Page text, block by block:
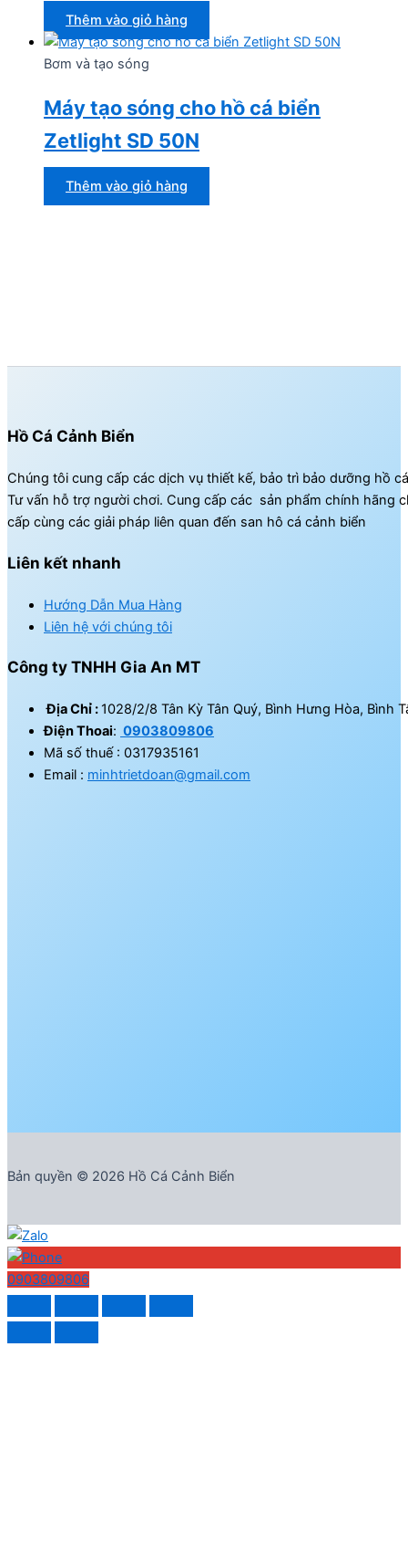
Thêm vào giỏ hàng
Bơm và tạo sóng
Máy tạo sóng cho hồ cá biển
Zetlight SD 50N
Thêm vào giỏ hàng
Hồ Cá Cảnh Biển
Chúng tôi cung cấp các dịch vụ thiết kế, bảo trì bảo dưỡng hồ
Tư vấn hỗ trợ người chơi. Cung cấp các sản phẩm chính hãng
cấp cùng các giải pháp liên quan đến san hô cá cảnh biển
Liên kết nhanh
Hướng Dẫn Mua Hàng
Liên hệ với chúng tôi
Công ty TNHH Gia An MT
Địa Chỉ :1028/2/8 Tân Kỳ Tân Quý, Bình Hưng Hòa, Bình
Điện Thoai: 0903809806
Mã số thuế : 0317935161
Email : minhtrietdoan@gmail.com
Bản quyền © 2026 Hồ Cá Cảnh Biển
0903809806